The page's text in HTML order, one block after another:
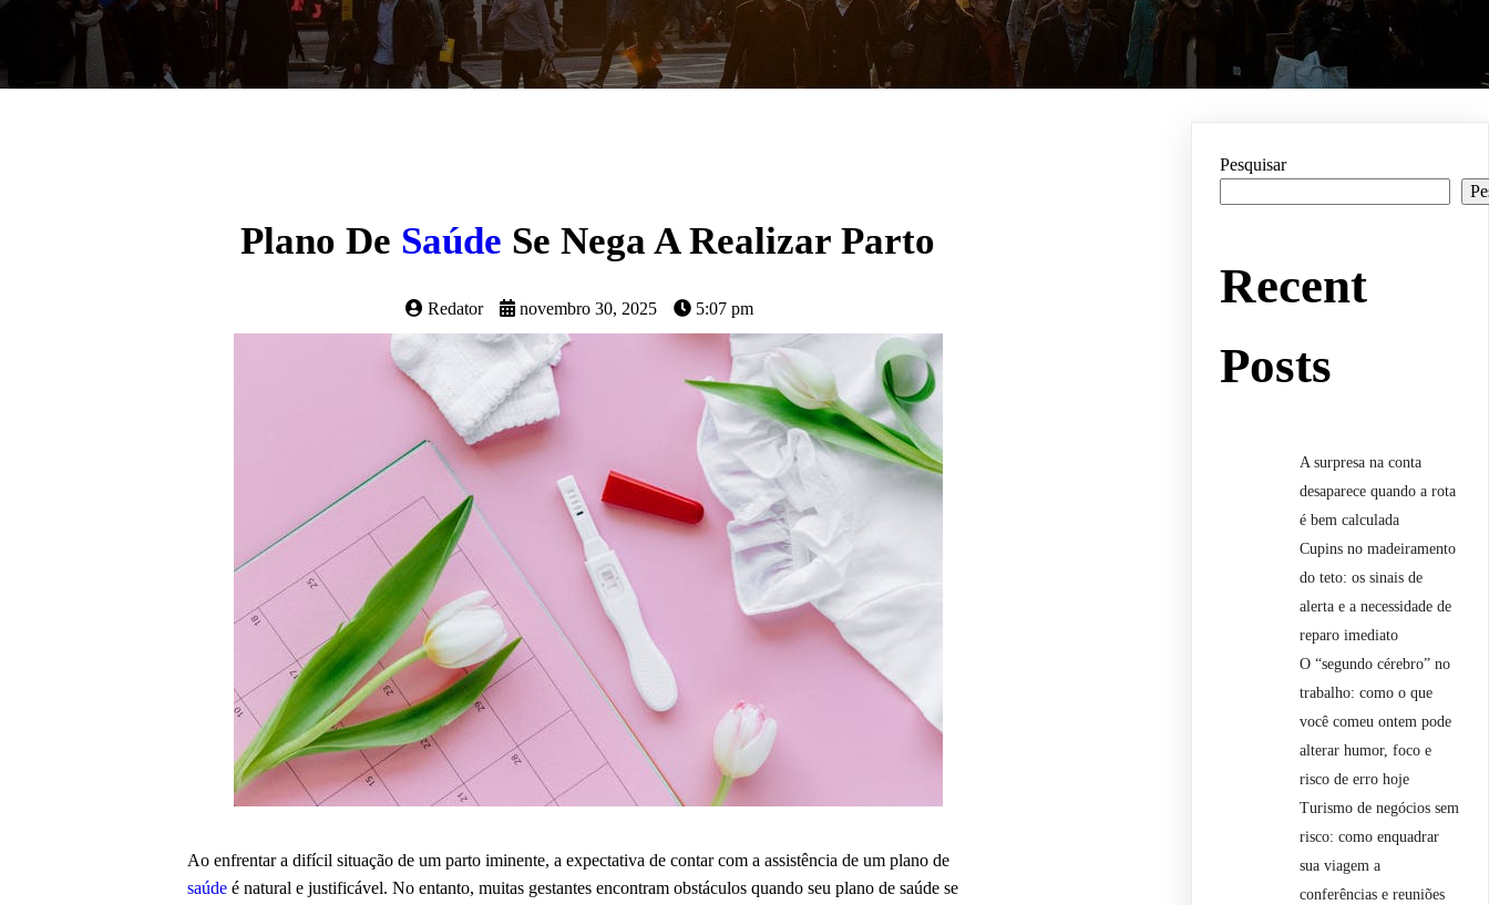
Plano De Saúde Se Nega A Realizar Parto
Redator novembro 30, 2025 5:07 pm
Ao enfrentar a difícil situação de um parto iminente, a expectativa de contar com a assistência de um plano de
saúde é natural e justificável. No entanto, muitas gestantes encontram obstáculos quando seu plano de saúde se
Pesquisar
Recent
Posts
A surpresa na conta
desaparece quando a rota
é bem calculada
Cupins no madeiramento
do teto: os sinais de
alerta e a necessidade de
reparo imediato
O “segundo cérebro” no
trabalho: como o que
você comeu ontem pode
alterar humor, foco e
risco de erro hoje
Turismo de negócios sem
risco: como enquadrar
sua viagem a
conferências e reuniões